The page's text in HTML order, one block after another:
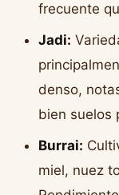
frecuente
Jadi:
denso,
bien suelos
Burrai:
miel, nuez